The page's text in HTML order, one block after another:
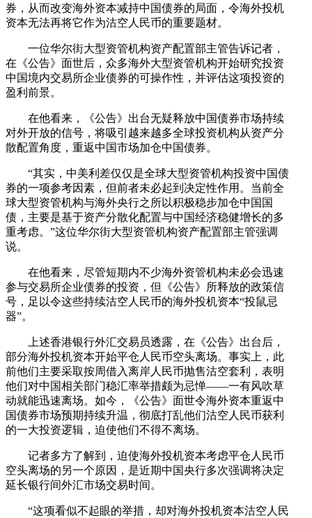
券，从而改变海外资本减持中国债券的局面，令海外投机
资本无法再将它作为沽空人民币的重要题材。
一位华尔街大型资管机构资产配置部主管告诉记者，
在《公告》面世后，众多海外大型资管机构开始研究投资
中国境内交易所企业债券的可操作性，并评估这项投资的
盈利前景。
在他看来，《公告》出台无疑释放中国债券市场持续
对外开放的信号，将吸引越来越多全球投资机构从资产分
散配置角度，重返中国市场加仓中国债券。
“其实，中美利差仅仅是全球大型资管机构投资中国债
券的一项参考因素，但前者未必起到决定性作用。当前全
球大型资管机构与海外央行之所以积极稳步加仓中国国
债，主要是基于资产分散化配置与中国经济稳健增长的多
重考虑。”这位华尔街大型资管机构资产配置部主管强调
说。
在他看来，尽管短期内不少海外资管机构未必会迅速
参与交易所企业债券的投资，但《公告》所释放的政策信
号，足以令这些持续沽空人民币的海外投机资本“投鼠忌
器”。
上述香港银行外汇交易员透露，在《公告》出台后，
部分海外投机资本开始平仓人民币空头离场。事实上，此
前他们主要采取按周借入离岸人民币抛售沽空套利，表明
他们对中国相关部门稳汇率举措颇为忌惮——一有风吹草
动就能迅速离场。如今，《公告》面世令海外资本重返中
国债券市场预期持续升温，彻底打乱他们沽空人民币获利
的一大投资逻辑，迫使他们不得不离场。
记者多方了解到，迫使海外投机资本考虑平仓人民币
空头离场的另一个原因，是近期中国央行多次强调将决定
延长银行间外汇市场交易时间。
“这项看似不起眼的举措，却对海外投机资本沽空人民